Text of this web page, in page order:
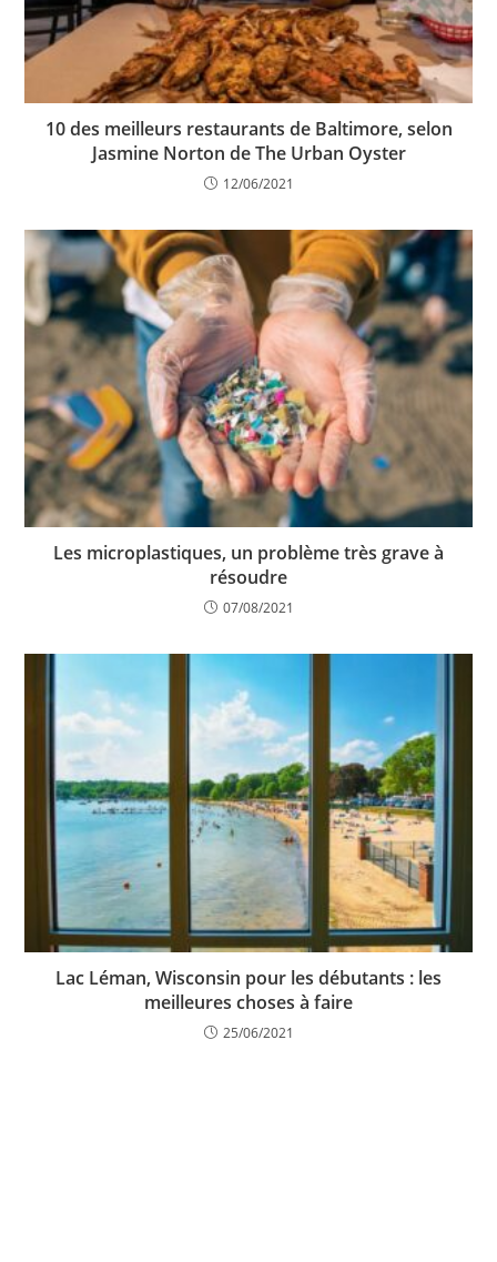
10 des meilleurs restaurants de Baltimore, selon
Jasmine Norton de The Urban Oyster
12/06/2021
Les microplastiques, un problème très grave à
résoudre
07/08/2021
Lac Léman, Wisconsin pour les débutants : les
meilleures choses à faire
25/06/2021